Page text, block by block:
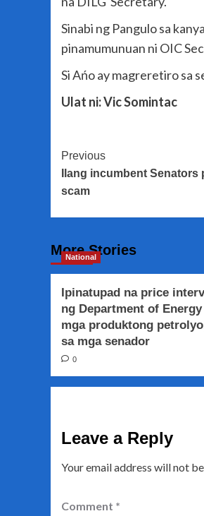
Sinabi ng Pangulo sa
pinamumunuan ni OIC
Si Ańo ay magreretiro sa
Ulat ni: Vic Somintac
Post
Navigation
Previous
Ilang incumbent
scam
More Stories
National
Ipinatupad na price
ng Department of Energy
mga produktong
sa mga senador
0
Leave a Reply
Your email address will not
Comment *